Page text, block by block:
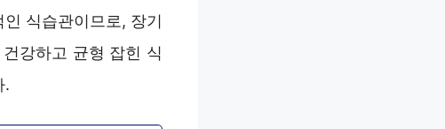
식습관이므로, 장기
강하고 균형 잡힌 식
.